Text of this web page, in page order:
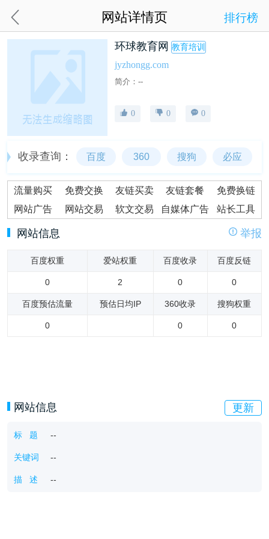
网站详情页 排行榜
环球教育网 教育培训
jyzhongg.com
简介：--
0 0 0
收录查询： 百度 360 搜狗 必应
流量购买 免费交换 友链买卖 友链套餐
免费换链
网站广告
网站交易 软文交易 自媒体广告 站长工具
网站信息 举报
百度权重 爱站权重 百度收录 百度反链
0 2 0 0
百度预估流量 预估日均IP 360收录 搜狗权重
0 0 0
网站信息 更新
标 题 --
关键词 --
描 述 --